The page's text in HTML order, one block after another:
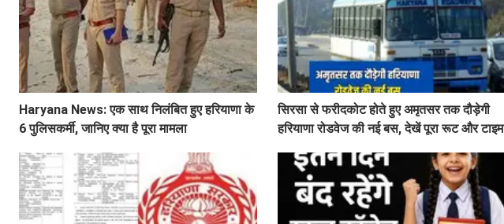
Haryana News: एक साथ निलंबित हुए हरियाणा के
6 पुलिसकर्मी, जानिए क्या है पूरा मामला
सिरसा से फरीदकोट होते हुए अमृतसर तक दौड़ेगी
हरियाणा रोडवेज की नई बस, देखें पूरा रूट और टाइम